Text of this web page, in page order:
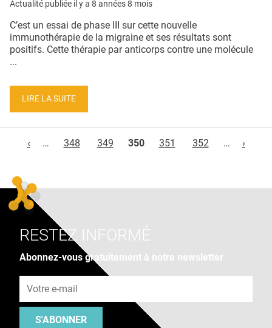
Actualité publiée il y a 8 années 8 mois
C’est un essai de phase III sur cette nouvelle
immunothérapie de la migraine et ses résultats sont
positifs. Cette thérapie par anticorps contre une molécule
...
LIRE LA SUITE
‹
… 348 349 350 351 352 … ›
RESTEZ INFORMÉ
Abonnez-vous gratuitement à notre newsletter
S'ABONNER